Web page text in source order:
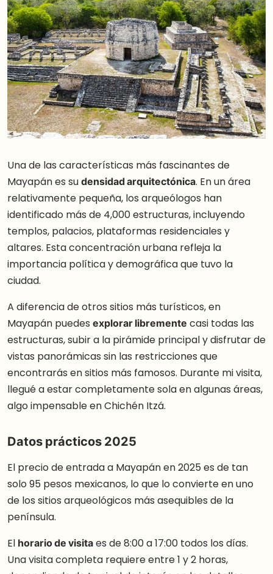
Una de las características más fascinantes de
Mayapán es sudensidad arquitectónica. En un área
relativamente pequeña, los arqueólogos han
identificado más de 4,000 estructuras, incluyendo
templos, palacios, plataformas residenciales y
altares. Esta concentración urbana refleja la
importancia política y demográfica que tuvo la
ciudad.
A diferencia de otros sitios más turísticos, en
Mayapán puedes explorar libremente casi todas las
estructuras, subir a la pirámide principal y disfrutar de
vistas panorámicas sin las restricciones que
encontrarás en sitios más famosos. Durante mi visita,
llegué a estar completamente sola en algunas áreas,
algo impensable en Chichén Itzá.
Datos prácticos 2025
El precio de entrada a Mayapán en 2025 es de tan
solo 95 pesos mexicanos, lo que lo convierte en uno
de los sitios arqueológicos más asequibles de la
península.
El horario de visitaes de 8:00 a 17:00 todos los días.
Una visita completa requiere entre 1 y 2 horas,